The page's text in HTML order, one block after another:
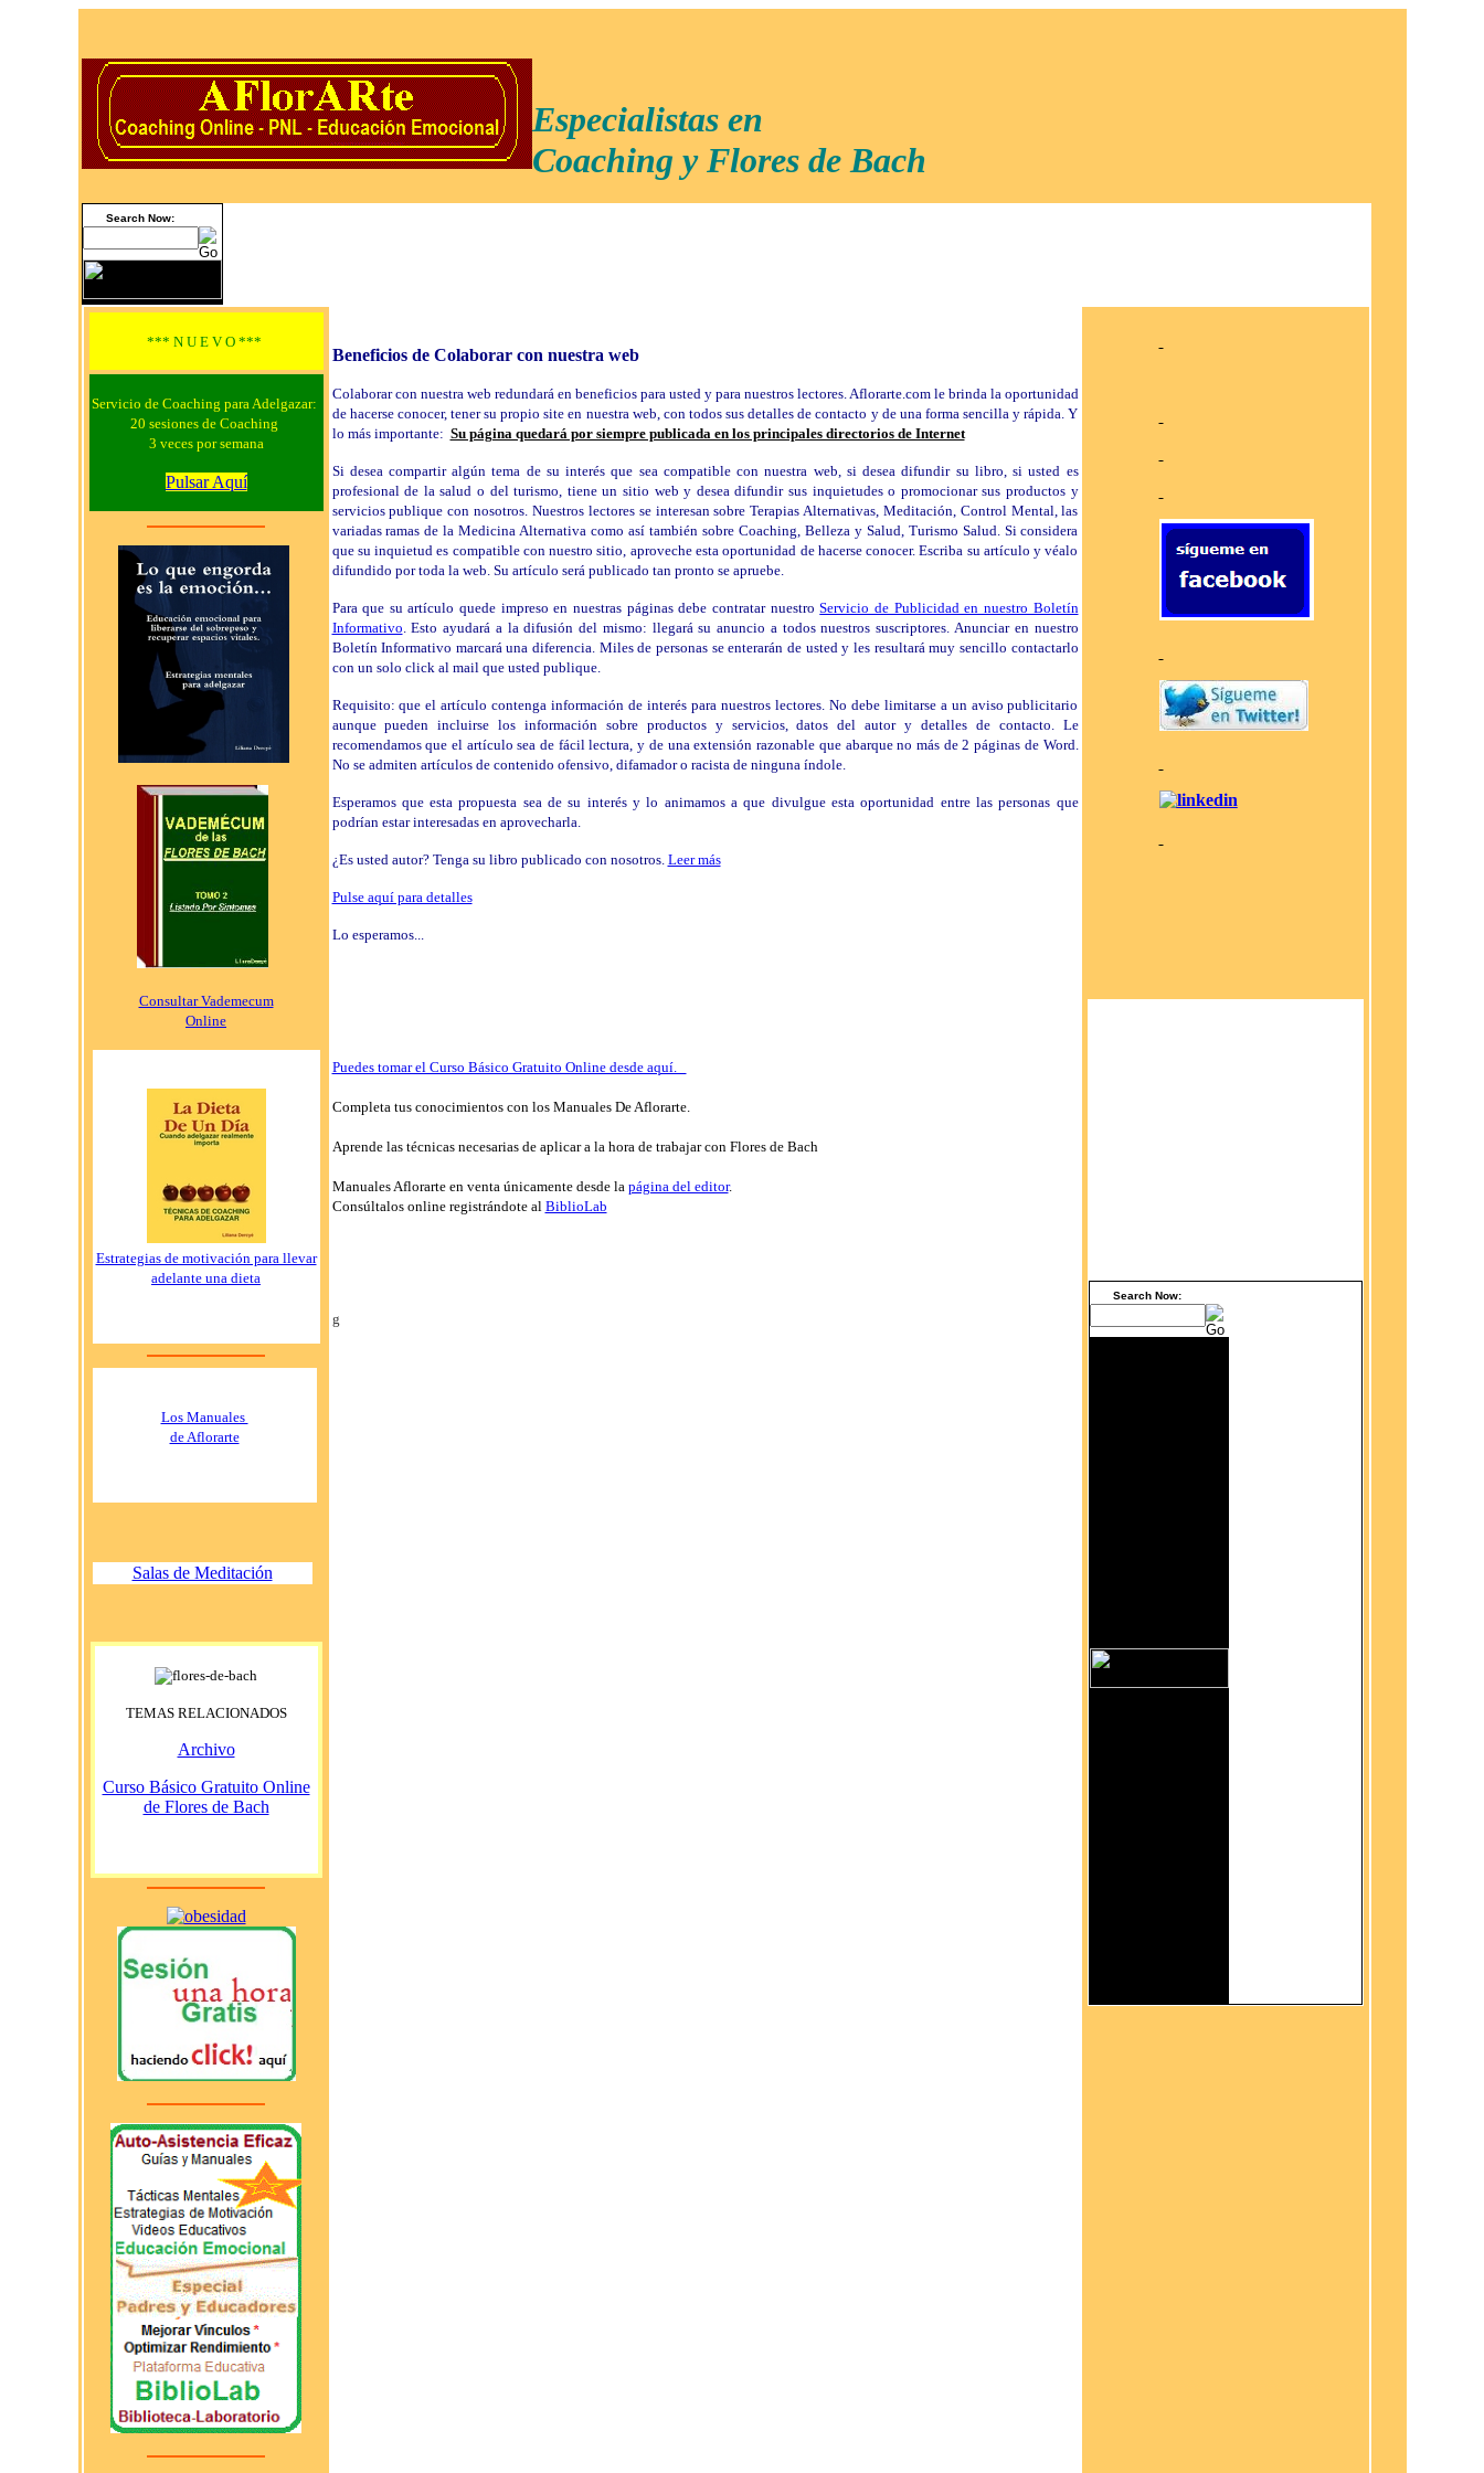
Especialistas en
Coaching y Flores de Bach
Search Now:
*** N U E V O ***
Servicio de Coaching para Adelgazar:
20 sesiones de Coaching
3 veces por semana
Pulsar Aquí
Consultar Vademecum
Online
Estrategias de motivación para llevar
adelante una dieta
Los Manuales
de Aflorarte
Salas de Meditación
TEMAS RELACIONADOS
Archivo
Curso Básico Gratuito Online
de Flores de Bach
Beneficios de Colaborar con nuestra web
Colaborar con nuestra web redundará en beneficios para usted y para nuestros lectores. Aflorarte.com le brinda la oportunidad
de hacerse conocer, tener su propio site en nuestra web, con todos sus detalles de contacto y de una forma sencilla y rápida. Y
lo más importante: Su página quedará por siempre publicada en los principales directorios de Internet
Si desea compartir algún tema de su interés que sea compatible con nuestra web, si desea difundir su libro, si usted es
profesional de la salud o del turismo, tiene un sitio web y desea difundir sus inquietudes o promocionar sus productos y
servicios publique con nosotros. Nuestros lectores se interesan sobre Terapias Alternativas, Meditación, Control Mental, las
variadas ramas de la Medicina Alternativa como así también sobre Coaching, Belleza y Salud, Turismo Salud. Si considera
que su inquietud es compatible con nuestro sitio, aproveche esta oportunidad de hacerse conocer. Escriba su artículo y véalo
difundido por toda la web. Su artículo será publicado tan pronto se apruebe.
Para que su artículo quede impreso en nuestras páginas debe contratar nuestroServicio de Publicidad en nuestro Boletín
Informativo . Esto ayudará a la difusión del mismo: llegará su anuncio a todos nuestros suscriptores. Anunciar en nuestro
Boletín Informativo marcará una diferencia. Miles de personas se enterarán de usted y les resultará muy sencillo contactarlo
con un solo click al mail que usted publique.
Requisito: que el artículo contenga información de interés para nuestros lectores. No debe limitarse a un aviso publicitario
aunque pueden incluirse los información sobre productos y servicios, datos del autor y detalles de contacto. Le
recomendamos que el artículo sea de fácil lectura, y de una extensión razonable que abarque no más de 2 páginas de Word.
No se admiten artículos de contenido ofensivo, difamador o racista de ninguna índole.
Esperamos que esta propuesta sea de su interés y lo animamos a que divulgue esta oportunidad entre las personas que
podrían estar interesadas en aprovecharla.
¿Es usted autor? Tenga su libro publicado con nosotros. Leer más
Pulse aquí para detalles
Lo esperamos...
Puedes tomar el Curso Básico Gratuito Online desde aquí.
Completa tus conocimientos con los Manuales De Aflorarte.
Aprende las técnicas necesarias de aplicar a la hora de trabajar con Flores de Bach
Manuales Aflorarte en venta únicamente desde la página del editor.
Consúltalos online registrándote al BiblioLab
g
Search Now: